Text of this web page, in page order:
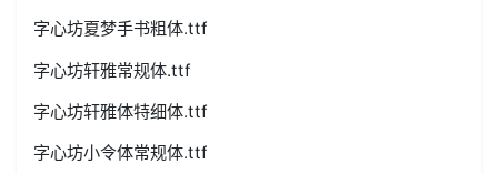
字心坊夏梦手书粗体.ttf
字心坊轩雅常规体.ttf
字心坊轩雅体特细体.ttf
字心坊小令体常规体.ttf